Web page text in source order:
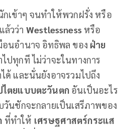
เข้าๆ จนทำให้พวกฝรั่ง หรือ
ล้วว่า Westlessness หรือ
อนอำนาจ อิทธิพล ของ ฝ่าย
ปทุกที ไม่ว่าจะในทางการ
ด้ และนั่นยังอาจรวมไปถึง
ตยแบบตะวันตก อันเป็นอะไร
นชักจะกลายเป็นเสรีภาพของ
ที่ทำให้ เศรษฐศาสตร์กระแส